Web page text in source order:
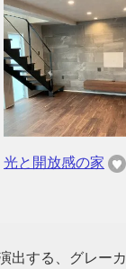
光と開放感の家
出する、グレー